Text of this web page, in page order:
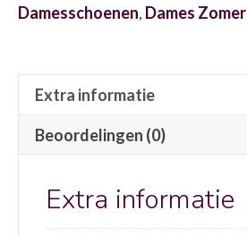
Damesschoenen, Dames Zomer
Extra informatie
Beoordelingen (0)
Extra informatie